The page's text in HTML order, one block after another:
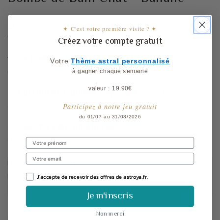
Taxes incluses. Frais d'expéditioncalculés à l'étape de paiement.
🐾 Adorable design chat: Une bombe de bain
unique qui plaira aux petits et grands.
Parfum de banane tropicale
exotique pour une relaxation optimale.
détente ludique et parfumé.
Détente, Relaxation, Bien être
Banane
80 gr de douceur fruité
✦ C'est votre première visite ? ✦
Créez votre compte gratuit
Votre ​Thème astral personnalisé
à gagner chaque semaine
valeur : 19.90€
Participez à notre jeu gratuit
du 01/07 au 31/08/2026
J'accepte de recevoir des offres de astroya.fr.
Je m'inscris
Non merci